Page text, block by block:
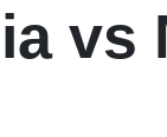
vs